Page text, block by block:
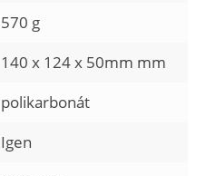
570 g
140 x 124 x 50mm mm
polikarbonát
Igen